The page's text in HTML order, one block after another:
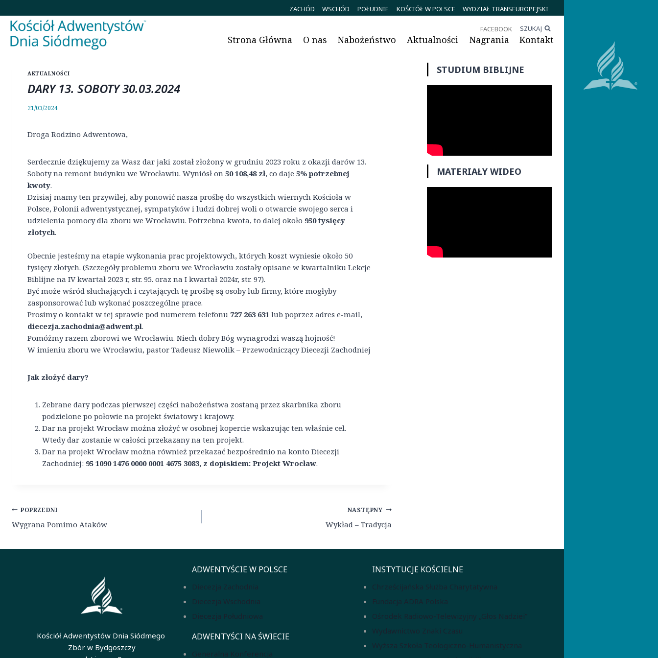
do
treści
ZACHÓD WSCHÓD POŁUDNIE KOŚCIÓŁ W POLSCE WYDZIAŁ TRANSEUROPEJSKI
FACEBOOK SZUKAJ
Strona Główna O nas Nabożeństwo Aktualności Nagrania Kontakt
AKTUALNOŚCI
DARY 13. SOBOTY 30.03.2024
21/03/2024
Droga Rodzino Adwentowa,
Serdecznie dziękujemy za Wasz dar jaki został złożony w grudniu 2023 roku z okazji darów 13.
Soboty na remont budynku we Wrocławiu. Wyniósł on 50 108,48 zł, co daje 5% potrzebnej
kwoty.
Dzisiaj mamy ten przywilej, aby ponowić nasza prośbę do wszystkich wiernych Kościoła w
Polsce, Polonii adwentystycznej, sympatyków i ludzi dobrej woli o otwarcie swojego serca i
udzielenia pomocy dla zboru we Wrocławiu. Potrzebna kwota, to dalej około 950 tysięcy
złotych.
Obecnie jesteśmy na etapie wykonania prac projektowych, których koszt wyniesie około 50
tysięcy złotych. (Szczegóły problemu zboru we Wrocławiu zostały opisane w kwartalniku Lekcje
Biblijne na IV kwartał 2023 r, str. 95. oraz na I kwartał 2024r, str. 97).
Być może wśród słuchających i czytających tę prośbę są osoby lub firmy, które mogłyby
zasponsorować lub wykonać poszczególne prace.
Prosimy o kontakt w tej sprawie pod numerem telefonu 727 263 631 lub poprzez adres e-mail,
diecezja.zachodnia@adwent.pl.
Pomóżmy razem zborowi we Wrocławiu. Niech dobry Bóg wynagrodzi waszą hojność!
W imieniu zboru we Wrocławiu, pastor Tadeusz Niewolik – Przewodniczący Diecezji Zachodniej
Jak złożyć dary?
Zebrane dary podczas pierwszej części nabożeństwa zostaną przez skarbnika zboru
podzielone po połowie na projekt światowy i krajowy.
Dar na projekt Wrocław można złożyć w osobnej kopercie wskazując ten właśnie cel.
Wtedy dar zostanie w całości przekazany na ten projekt.
Dar na projekt Wrocław można również przekazać bezpośrednio na konto Diecezji
Zachodniej: 95 1090 1476 0000 0001 4675 3083, z dopiskiem: Projekt Wrocław.
Nawigacja
wpisu
POPRZEDNI
Wygrana Pomimo Ataków
NASTĘPNY
Wykład – Tradycja
STUDIUM BIBLIJNE
MATERIAŁY WIDEO
Kościół Adwentystów Dnia Siódmego
Zbór w Bydgoszczy
ADWENTYŚCIE W POLSCE
Diecezja Zachodnia
Diecezja Wschodnia
Diecezja Południowa
ADWENTYŚCI NA ŚWIECIE
Generalna Konferencja
INSTYTUCJE KOŚCIELNE
Chrześcijańska Służba Charytatywna
Fundacja ADRA Polska
Ośrodek Radiowo-Telewizyjny „Głos Nadziei”
Wydawnictwo Znaki Czasu
Wyższa Szkoła Teologiczno-Humanistyczna